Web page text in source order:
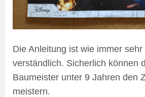
Die Anleitung ist wie immer sehr
verständlich. Sicherlich können
Baumeister unter 9 Jahren den
meistern.